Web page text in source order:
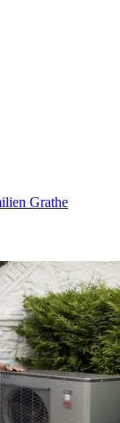
Grathe